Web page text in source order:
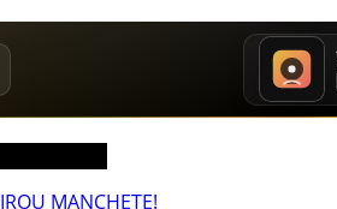
MANCHETE!